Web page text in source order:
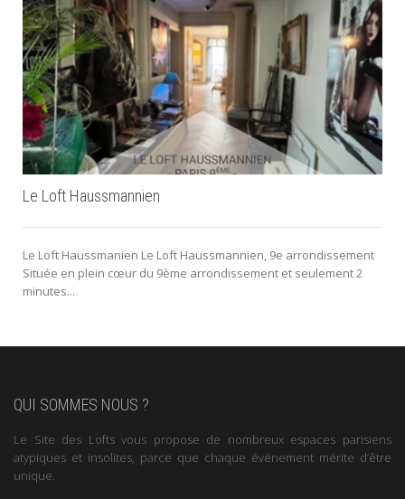
Le Loft Haussmannien
Le Loft Haussmanien Le Loft Haussmannien, 9e arrondissement
Située en plein cœur du 9ème arrondissement et seulement 2
minutes...
QUI SOMMES NOUS ?
Le Site des Lofts vous propose de nombreux espaces parisiens
atypiques et insolites, parce que chaque événement mérite d’être
unique.